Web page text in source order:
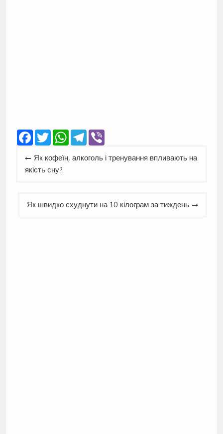
Facebook
TwitterWhatsApp
Telegram
Viber
Навігація
записів
Як кофеїн, алкоголь і тренування впливають на
якість сну?
Як швидко схуднути на 10 кілограм за тиждень